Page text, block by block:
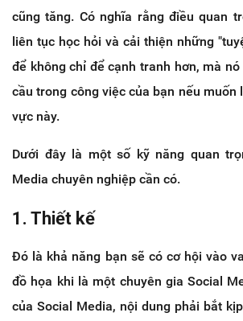
cũng tăng. Có nghĩa rằng điều quan
liên tục học hỏi và cải thiện những
để không chỉ để cạnh tranh hơn, mà
cầu trong công việc của bạn nếu muốn
vực này.
Dưới đây là một số kỹ năng quan
Media chuyên nghiệp cần có.
1. Thiết kế
Đó là khả năng bạn sẽ có cơ hội vào
đồ họa khi là một chuyên gia Social
của Social Media, nội dung phải bắt